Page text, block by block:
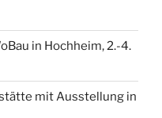
in Hochheim, 2.-4.
mit Ausstellung in